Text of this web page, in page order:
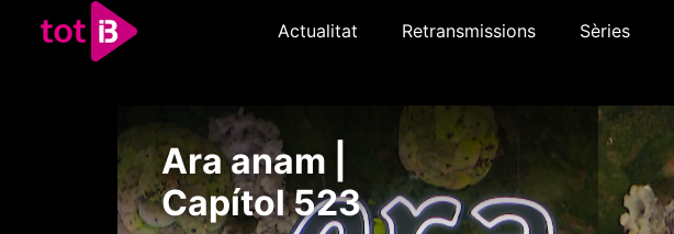
Actualitat Retransmissions Sèries
Ara anam |
Capítol 523